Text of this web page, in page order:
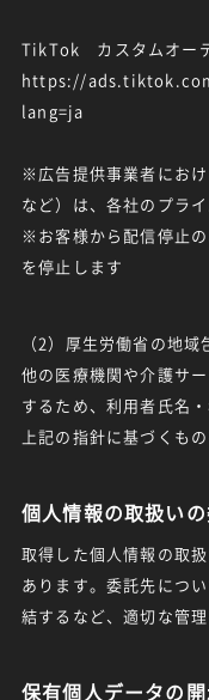
TikTok カスタムオー
https://
lang=ja
※広告提供事業者にお
など）は、各社のプラ
※お客様から配信停止
を停止します
（2）厚生労働省の地
他の医療機関や介護サ
するため、利用者氏名
上記の指針に基づくも
個人情報の取扱い
取得した個人情報の取
あります。委託先につ
結するなど、適切な管理
保有個人データの